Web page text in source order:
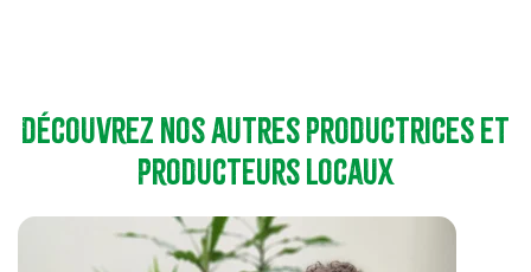
Découvrez nos autres productrices et
producteurs locaux